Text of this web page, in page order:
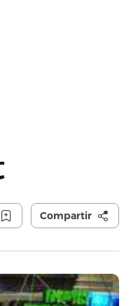
Compartir